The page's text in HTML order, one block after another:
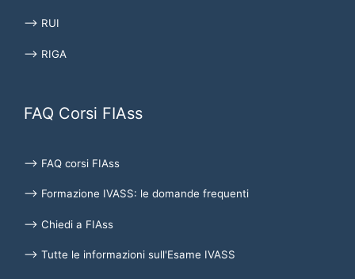
⟶ RUI
⟶ RIGA
FAQ Corsi FIAss
⟶ FAQ corsi FIAss
⟶ Formazione IVASS: le domande frequenti
⟶ Chiedi a FIAss
⟶ Tutte le informazioni sull'Esame IVASS